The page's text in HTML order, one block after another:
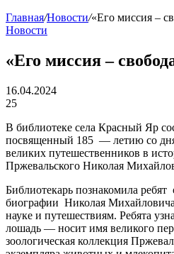
Главная/Новости/«Его миссия –
Новости
«Его миссия –
16.04.2024
25
В библиотеке села Красный Яр
посвященный 185 — летию со
великих путешественников в
Пржевальского Николая
Библиотекарь познакомила
биографии Николая
науке и путешествиям. Ребята
лошадь — носит имя великого
зоологическая коллекция